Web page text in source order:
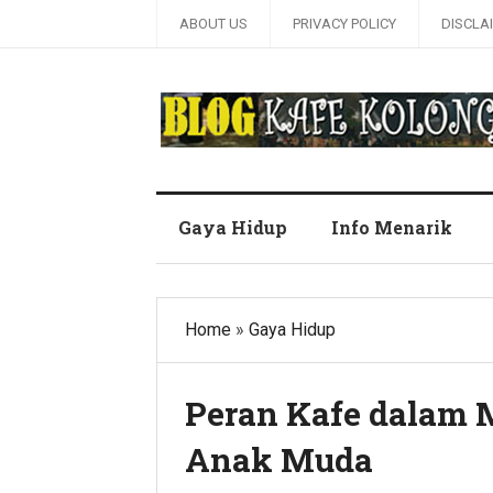
ABOUT US PRIVACY POLICY
Gaya Hidup Info Menarik
Home » Gaya Hidup
Peran Kafe dalam
Anak Muda